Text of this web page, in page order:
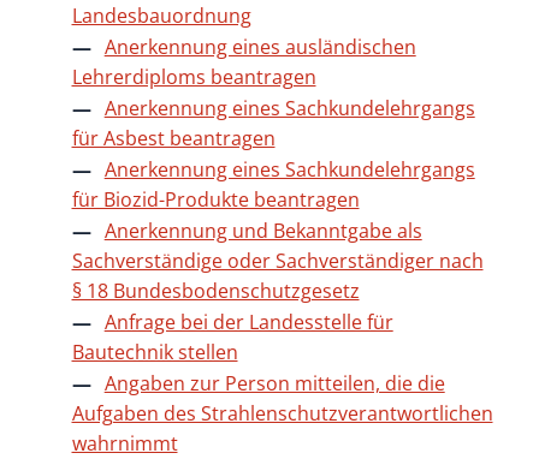
Landesbauordnung
Anerkennung eines ausländischen
Lehrerdiploms beantragen
Anerkennung eines Sachkundelehrgangs
für Asbest beantragen
Anerkennung eines Sachkundelehrgangs
für Biozid-Produkte beantragen
Anerkennung und Bekanntgabe als
Sachverständige oder Sachverständiger nach
§ 18 Bundesbodenschutzgesetz
Anfrage bei der Landesstelle für
Bautechnik stellen
Angaben zur Person mitteilen, die die
Aufgaben des Strahlenschutzverantwortlichen
wahrnimmt